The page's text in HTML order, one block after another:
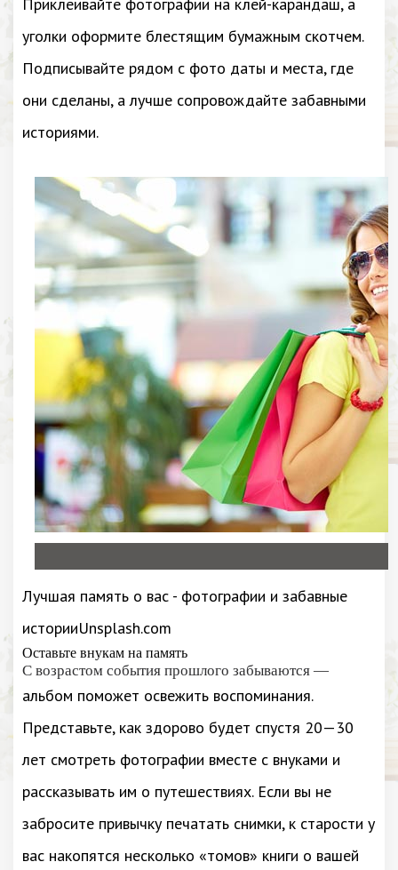
уголки оформите блестящим бумажным скотчем.
Подписывайте рядом с фото даты и места, где
они сделаны, а лучше сопровождайте забавными
историями.
Лучшая память о вас - фотографии и забавные
историиUnsplash.com
Оставьте внукам на память
С возрастом события прошлого забываются —
альбом поможет освежить воспоминания.
Представьте, как здорово будет спустя 20—30
лет смотреть фотографии вместе с внуками и
рассказывать им о путешествиях. Если вы не
забросите привычку печатать снимки, к старости у
вас накопятся несколько «томов» книги о вашей